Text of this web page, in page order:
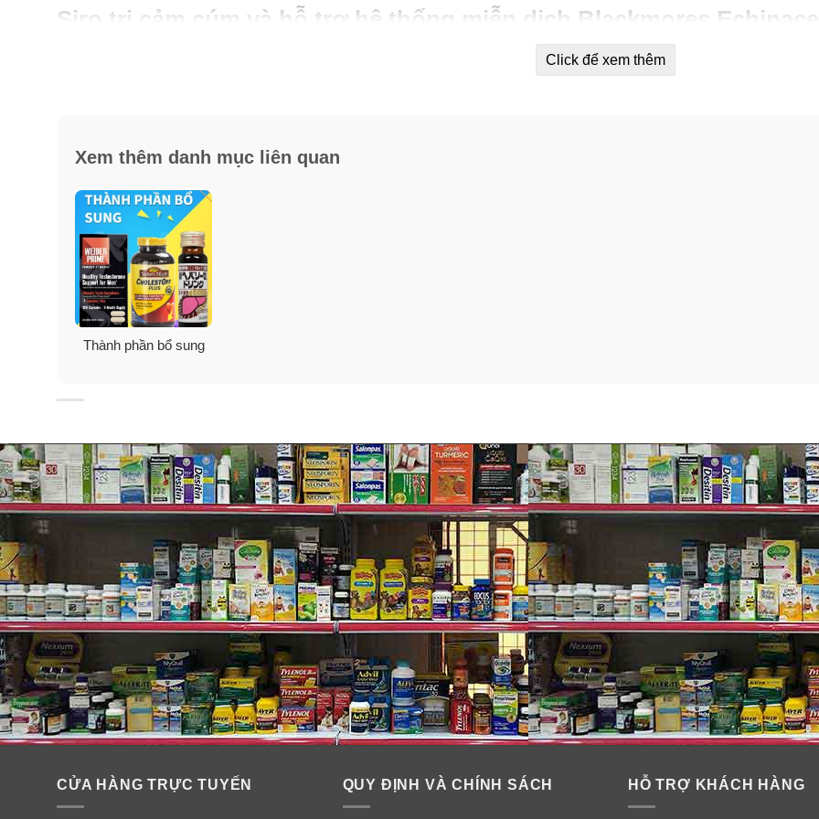
Siro trị cảm cúm và hỗ trợ hệ thống miễn dịch Blackmores
Siro hoa cúc dại Blackmores Echinacea Liquid cần thiết và hữu ích cho sức khỏe của bạn và gia đình bạn:
Chiết xuất chất lỏng cao cấp 1:1 (1ml dịch chiết chất lỏng tương đương với 1000mg rễ khô và ngọn hoa) và có thể
Click để xem thêm
Xem thêm danh mục liên quan
Thành phần bổ sung
CỬA HÀNG TRỰC TUYẾN QUY ĐỊNH VÀ CHÍNH SÁCH HỖ TRỢ KHÁCH HÀNG